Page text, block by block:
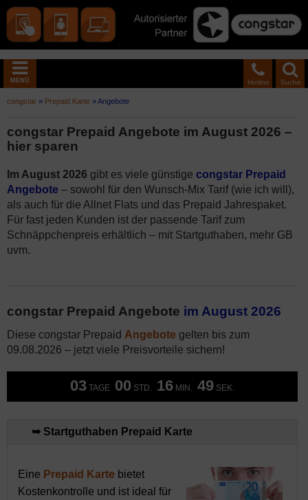
Suche
Hotline
MENÜ
congstar » Prepaid Karte »Angebote
congstar Prepaid Angebote im August 2026 –
hier sparen
Im August 2026 gibt es viele günstige congstar Prepaid
Angebote – sowohl für den Wunsch-Mix Tarif (wie ich will),
als auch für die Allnet Flats und das Prepaid Jahrespaket.
Für fast jeden Kunden ist der passende Tarif zum
Schnäppchenpreis erhältlich – mit Startguthaben, mehr GB
uvm.
congstar Prepaid Angebote im August 2026
Diese congstar Prepaid Angebote gelten bis zum
09.08.2026 – jetzt viele Preisvorteile sichern!
03 TAGE 00 STD. 16 MIN. 49 SEK.
➥ Startguthaben Prepaid Karte
Eine Prepaid Karte bietet
Kostenkontrolle und ist ideal für